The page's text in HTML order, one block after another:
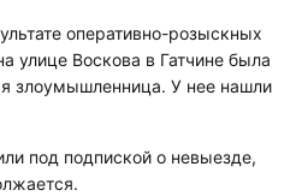
оперативно-розыскных
улице Воскова в Гатчине была
злоумышленница. У нее нашли
под подпиской о невыезде,